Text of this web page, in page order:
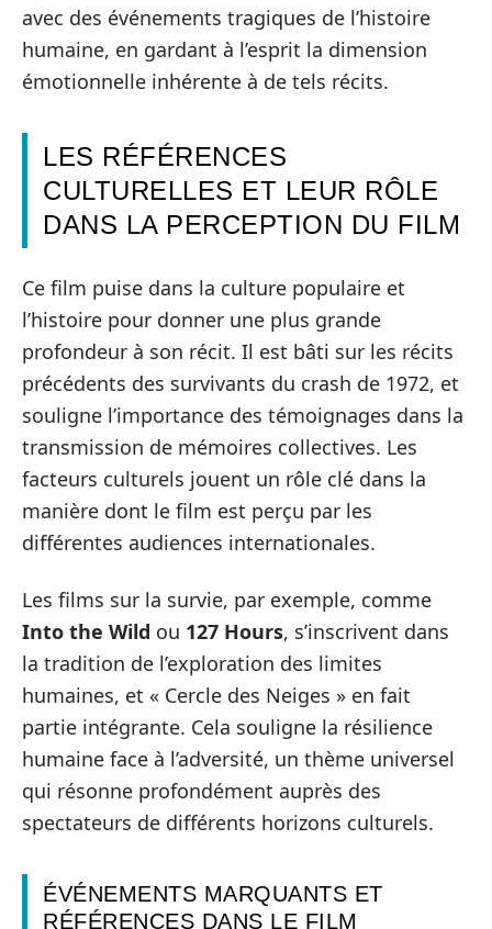
avec des événements tragiques de l’histoire
humaine, en gardant à l’esprit la dimension
émotionnelle inhérente à de tels récits.
LES RÉFÉRENCES
CULTURELLES ET LEUR RÔLE
DANS LA PERCEPTION DU FILM
Ce film puise dans la culture populaire et
l’histoire pour donner une plus grande
profondeur à son récit. Il est bâti sur les récits
précédents des survivants du crash de 1972, et
souligne l’importance des témoignages dans la
transmission de mémoires collectives. Les
facteurs culturels jouent un rôle clé dans la
manière dont le film est perçu par les
différentes audiences internationales.
Les films sur la survie, par exemple, comme
Into the Wild ou 127 Hours, s’inscrivent dans
la tradition de l’exploration des limites
humaines, et « Cercle des Neiges » en fait
partie intégrante. Cela souligne la résilience
humaine face à l’adversité, un thème universel
qui résonne profondément auprès des
spectateurs de différents horizons culturels.
ÉVÉNEMENTS MARQUANTS ET
RÉFÉRENCES DANS LE FILM